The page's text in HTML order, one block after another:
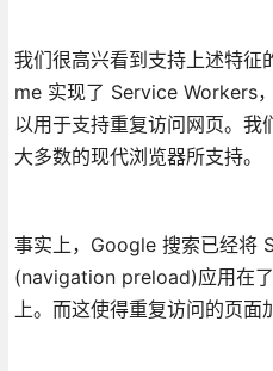
我们很高兴看到支持上述特征
me 实现了 Service Workers
以用于支持重复访问网页。我
大多数的现代浏览器所支持。
事实上，Google 搜索已经将
(navigation preload)应用在
上。而这使得重复访问的页面